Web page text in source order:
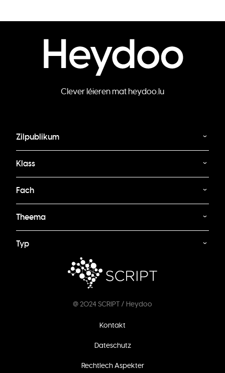
Clever léieren mat heydoo.lu
Zilpublikum
Klass
Fach
Theema
Typ
@ 2024 SCRIPT / Heydoo
Kontakt
Dateschutz
Rechtlech Aspekter